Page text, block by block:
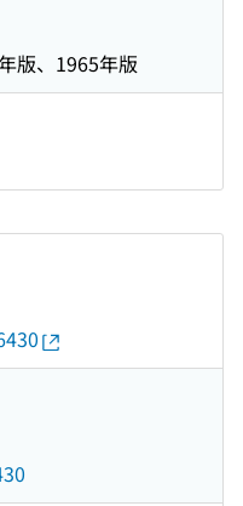
版、1965年版